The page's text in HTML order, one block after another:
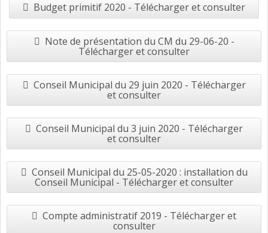
Budget primitif 2020 - Télécharger et consulter
Note de présentation du CM du 29-06-20 -
Télécharger et consulter
Conseil Municipal du 29 juin 2020 - Télécharger
et consulter
Conseil Municipal du 3 juin 2020 - Télécharger
et consulter
Conseil Municipal du 25-05-2020 : installation du
Conseil Municipal - Télécharger et consulter
Compte administratif 2019 - Télécharger et
consulter